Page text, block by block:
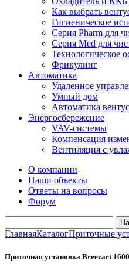
Как выбрать
Гигиеническое
Серия Pharm для
Серия Med для
Технологическое
Фрикулинг
Автоматика
Удаленное
Умный дом
Автоматика
Энергосбережение
VAV-системы
Компенсация
Вентиляция с
О компании
Наши объекты
Ответы на вопросы
Форум
ГлавнаяКаталогПриточные
Приточная установка Breezart